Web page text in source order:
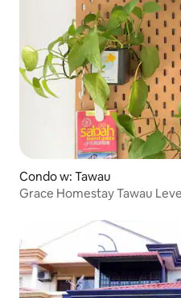
Condo w: Tawau
Grace Homestay Tawau